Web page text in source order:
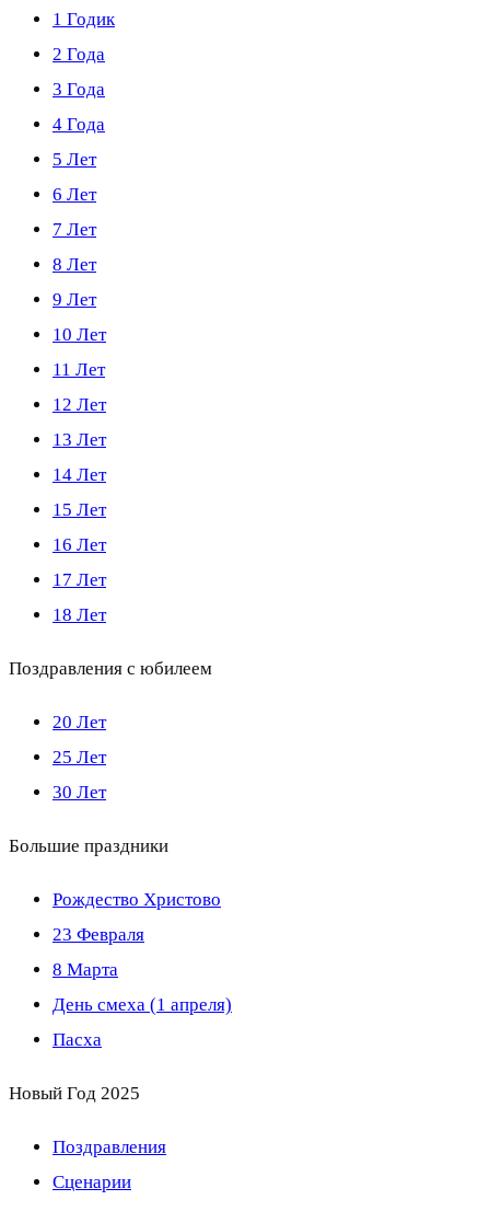
1 Годик
2 Года
3 Года
4 Года
5 Лет
6 Лет
7 Лет
8 Лет
9 Лет
10 Лет
11 Лет
12 Лет
13 Лет
14 Лет
15 Лет
16 Лет
17 Лет
18 Лет
Поздравления с юбилеем
20 Лет
25 Лет
30 Лет
Большие праздники
Рождество Христово
23 Февраля
8 Марта
День смеха (1 апреля)
Пасха
Новый Год 2025
Поздравления
Сценарии